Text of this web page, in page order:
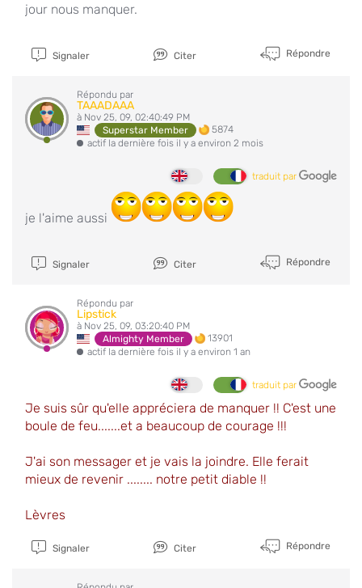
jour nous manquer.
Signaler Citer Répondre
Répondu par
TAAADAAA
à Nov 25, 09, 02:40:49 PM
Superstar Member
5874
actif la dernière fois il y a environ 2 mois
traduit par
je l'aime aussi
Signaler Citer Répondre
Répondu par
Lipstick
à Nov 25, 09, 03:20:40 PM
Almighty Member
13901
actif la dernière fois il y a environ 1 an
traduit par
Je suis sûr qu'elle appréciera de manquer !! C'est une
boule de feu.......et a beaucoup de courage !!!
J'ai son messager et je vais la joindre. Elle ferait
mieux de revenir ........ notre petit diable !!
Lèvres
Signaler Citer Répondre